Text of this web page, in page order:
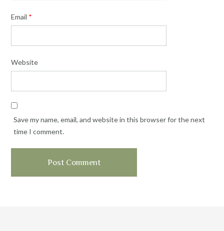
Email *
Website
Save my name, email, and website in this browser for the next
time I comment.